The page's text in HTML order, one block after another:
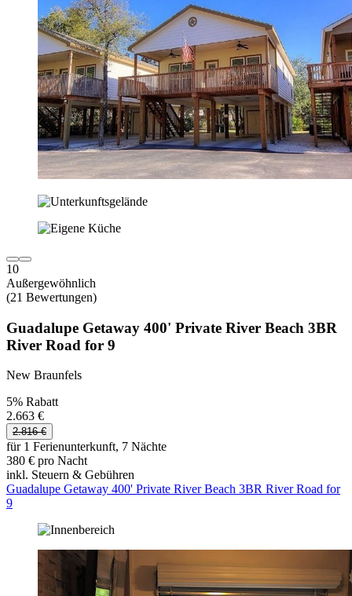
10
Außergewöhnlich
(21 Bewertungen)
Guadalupe Getaway 400' Private River Beach 3BR
River Road for 9
New Braunfels
5% Rabatt
2.663 €
2.816 €
für 1 Ferienunterkunft, 7 Nächte
380 € pro Nacht
inkl. Steuern & Gebühren
Guadalupe Getaway 400' Private River Beach 3BR River Road for
9